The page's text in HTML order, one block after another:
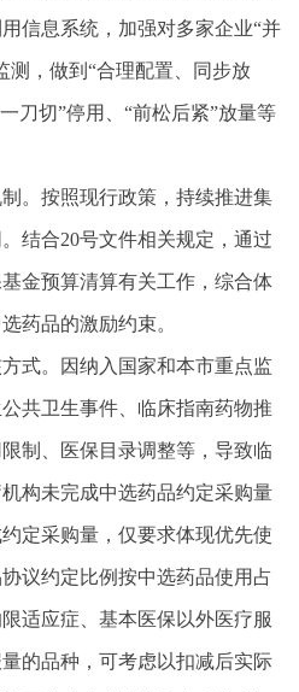
信息系统，加强对多家企业“并
测，做到“合理配置、同步放
刀切”停用、“前松后紧”放量等
制。按照现行政策，持续推进集
结合20号文件相关规定，通过
金预算清算有关工作，综合体
药品的激励约束。
方式。因纳入国家和本市重点监
共卫生事件、临床指南药物推
制、医保目录调整等，导致临
构未完成中选药品约定采购量
定采购量，仅要求体现优先使
议约定比例按中选药品使用占
适应症、基本医保以外医疗服
的品种，可考虑以扣减后实际